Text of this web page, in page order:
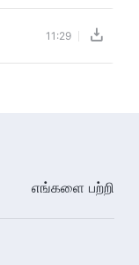
11:29
எங்களை பற்றி